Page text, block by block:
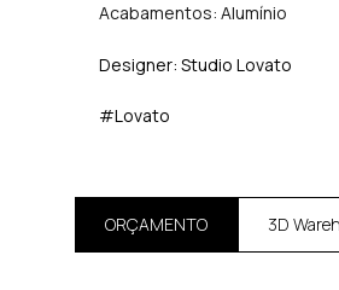
Acabamentos: Alumínio
Designer: Studio Lovato
#Lovato
ORÇAMENTO 3D